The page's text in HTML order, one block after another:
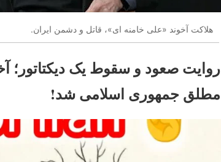
هلاکت آخوند «علی خامنه ای»، قاتل و دشمن ایران.
روایت صعود و سقوط یک دیکتاتور؛
مطلق جمهوری اسلامی شد!